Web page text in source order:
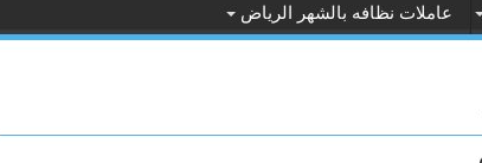
عاملات نظافه بالشهر الرياض